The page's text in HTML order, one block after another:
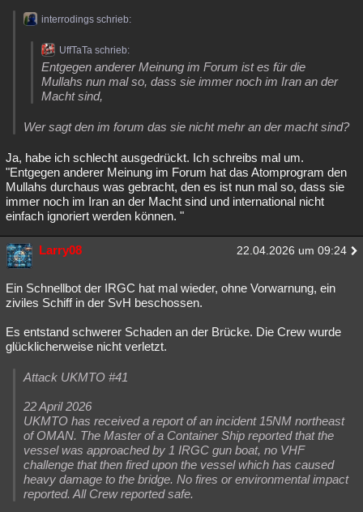
interrodings schrieb:
UffTaTa schrieb:
Entgegen anderer Meinung im Forum ist es für die
Mullahs nun mal so, dass sie immer noch im Iran an der
Macht sind,
Wer sagt den im forum das sie nicht mehr an der macht sind?
Ja, habe ich schlecht ausgedrückt. Ich schreibs mal um.
"Entgegen anderer Meinung im Forum hat das Atomprogram den
Mullahs durchaus was gebracht, den es ist nun mal so, dass sie
immer noch im Iran an der Macht sind und international nicht
einfach ignoriert werden können. "
Larry08 22.04.2026 um 09:24
Ein Schnellbot der IRGC hat mal wieder, ohne Vorwarnung, ein
ziviles Schiff in der SvH beschossen.
Es entstand schwerer Schaden an der Brücke. Die Crew wurde
glücklicherweise nicht verletzt.
Attack UKMTO #41
22 April 2026
UKMTO has received a report of an incident 15NM northeast
of OMAN. The Master of a Container Ship reported that the
vessel was approached by 1 IRGC gun boat, no VHF
challenge that then fired upon the vessel which has caused
heavy damage to the bridge. No fires or environmental impact
reported. All Crew reported safe.